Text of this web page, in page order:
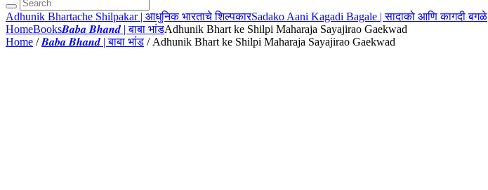
Adhunik Bhartache Shilpakar | आधुनिक भारताचे शिल्पकारSadako Aani Kagadi Bagale | सादाको आणि कागदी बगळे
HomeBooks𝑩𝒂𝒃𝒂 𝑩𝒉𝒂𝒏𝒅 | बाबा भांडAdhunik Bhart ke Shilpi Maharaja Sayajirao Gaekwad
Home /𝑩𝒂𝒃𝒂 𝑩𝒉𝒂𝒏𝒅 | बाबा भांड / Adhunik Bhart ke Shilpi Maharaja Sayajirao Gaekwad